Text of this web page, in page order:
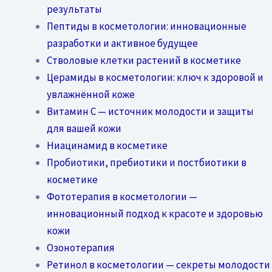
результаты
Пептиды в косметологии: инновационные
разработки и активное будущее
Стволовые клетки растений в косметике
Церамиды в косметологии: ключ к здоровой и
увлажнённой коже
Витамин C — источник молодости и защиты
для вашей кожи
Ниацинамид в косметике
Пробиотики, пребиотики и постбиотики в
косметике
Фототерапия в косметологии —
инновационный подход к красоте и здоровью
кожи
Озонотерапия
Ретинол в косметологии — секреты молодости